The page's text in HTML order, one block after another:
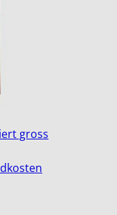
gross